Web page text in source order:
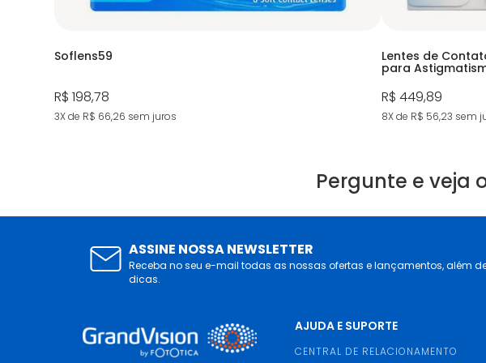
Soflens59
R$ 198,78
3X de R$ 66,26 sem juros
Lentes de
para
R$ 449,89
8X de R$ 56,23 sem
Pergunte e veja
ASSINE NOSSA NEWSLETTER
Receba no seu e-mail todas as nossas ofertas e lançamentos, além
dicas.
AJUDA E SUPORTE
CENTRAL DE RELACIONAMENTO